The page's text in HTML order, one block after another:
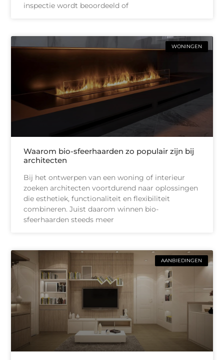
inspectie wordt beoordeeld of
WONINGEN
Waarom bio-sfeerhaarden zo populair zijn bij
architecten
Bij het ontwerpen van een woning of interieur
zoeken architecten voortdurend naar oplossingen
die esthetiek, functionaliteit en flexibiliteit
combineren. Juist daarom winnen bio-
sfeerhaarden steeds meer
AANBIEDINGEN